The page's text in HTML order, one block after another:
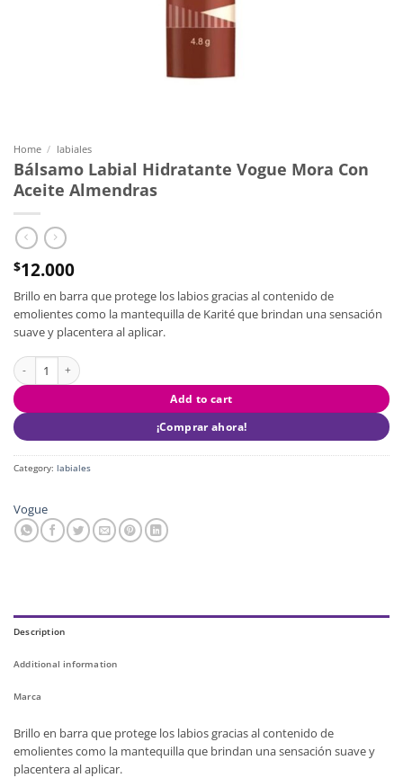
Home / labiales
Bálsamo Labial Hidratante Vogue Mora Con
Aceite Almendras
$12.000
Brillo en barra que protege los labios gracias al contenido de
emolientes como la mantequilla de Karité que brindan una sensación
suave y placentera al aplicar.
Bálsamo Labial Hidratante Vogue Mora Con Aceite Almendras quantity
Add to cart
¡Comprar ahora!
Category: labiales
Vogue
Description
Additional information
Marca
Brillo en barra que protege los labios gracias al contenido de
emolientes como la mantequilla que brindan una sensación suave y
placentera al aplicar.